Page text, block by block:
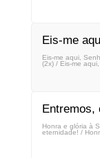
Eis-me
Eis-me aqui,
(2x) / Eis-me
Entremos,
Honra e glória à
eternidade! /